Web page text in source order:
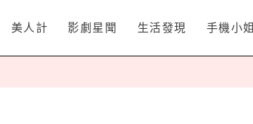
美人計 影劇星聞 生活發現 手機小姐